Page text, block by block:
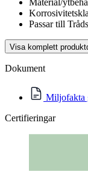
Passar till
Visa komplett
Dokument
Miljofakta
Certifieringar